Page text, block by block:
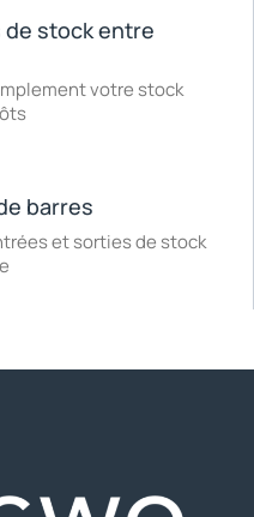
stock entre
votre stock
barres
et sorties de stock